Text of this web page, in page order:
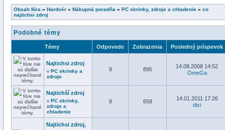
Obsah fóra » Hardvér » Nákupná poradňa » PC skrinky, zdroje a chladenie » co
najtichsi zdroj
Podobné témy
Témy Odpovede Zobrazenia Posledný príspevok
Najtichsi zdroj
v PC skrinky a
zdroje
8 895
14.08.2008 14:52
OmeGa
Najtichší zdroj
v PC skrinky,
zdroje a
chladenie
8 658
14.01.2011 17:26
dixi
Najtichsi zdroj,